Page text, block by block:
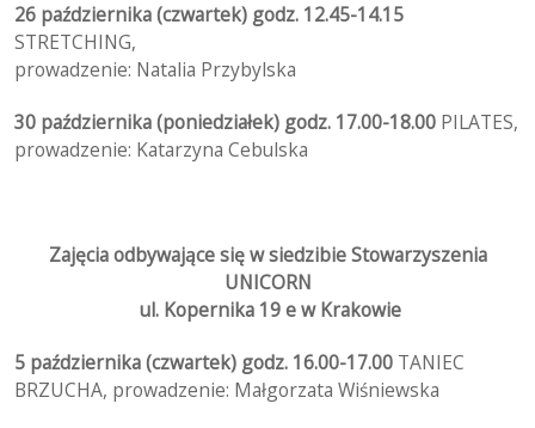
26 października (czwartek) godz. 12.45-14.15
STRETCHING,
prowadzenie: Natalia Przybylska
30 października (poniedziałek) godz. 17.00-18.00 PILATES,
prowadzenie: Katarzyna Cebulska
Zajęcia odbywające się w siedzibie Stowarzyszenia
UNICORN
ul. Kopernika 19 e w Krakowie
5 października (czwartek) godz. 16.00-17.00 TANIEC
BRZUCHA, prowadzenie: Małgorzata Wiśniewska